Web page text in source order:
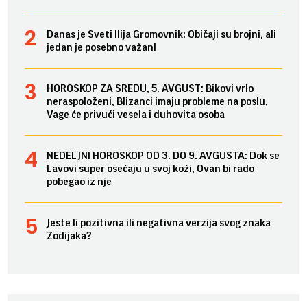
Danas je Sveti Ilija Gromovnik: Običaji su brojni, ali
jedan je posebno važan!
HOROSKOP ZA SREDU, 5. AVGUST: Bikovi vrlo
neraspoloženi, Blizanci imaju probleme na poslu,
Vage će privući vesela i duhovita osoba
NEDELJNI HOROSKOP OD 3. DO 9. AVGUSTA: Dok se
Lavovi super osećaju u svoj koži, Ovan bi rado
pobegao iz nje
Jeste li pozitivna ili negativna verzija svog znaka
Zodijaka?